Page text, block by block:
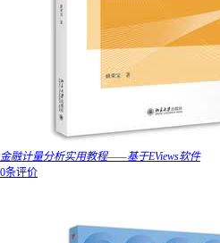
金融计量分析实用教程——基于EViews软件
0条评价